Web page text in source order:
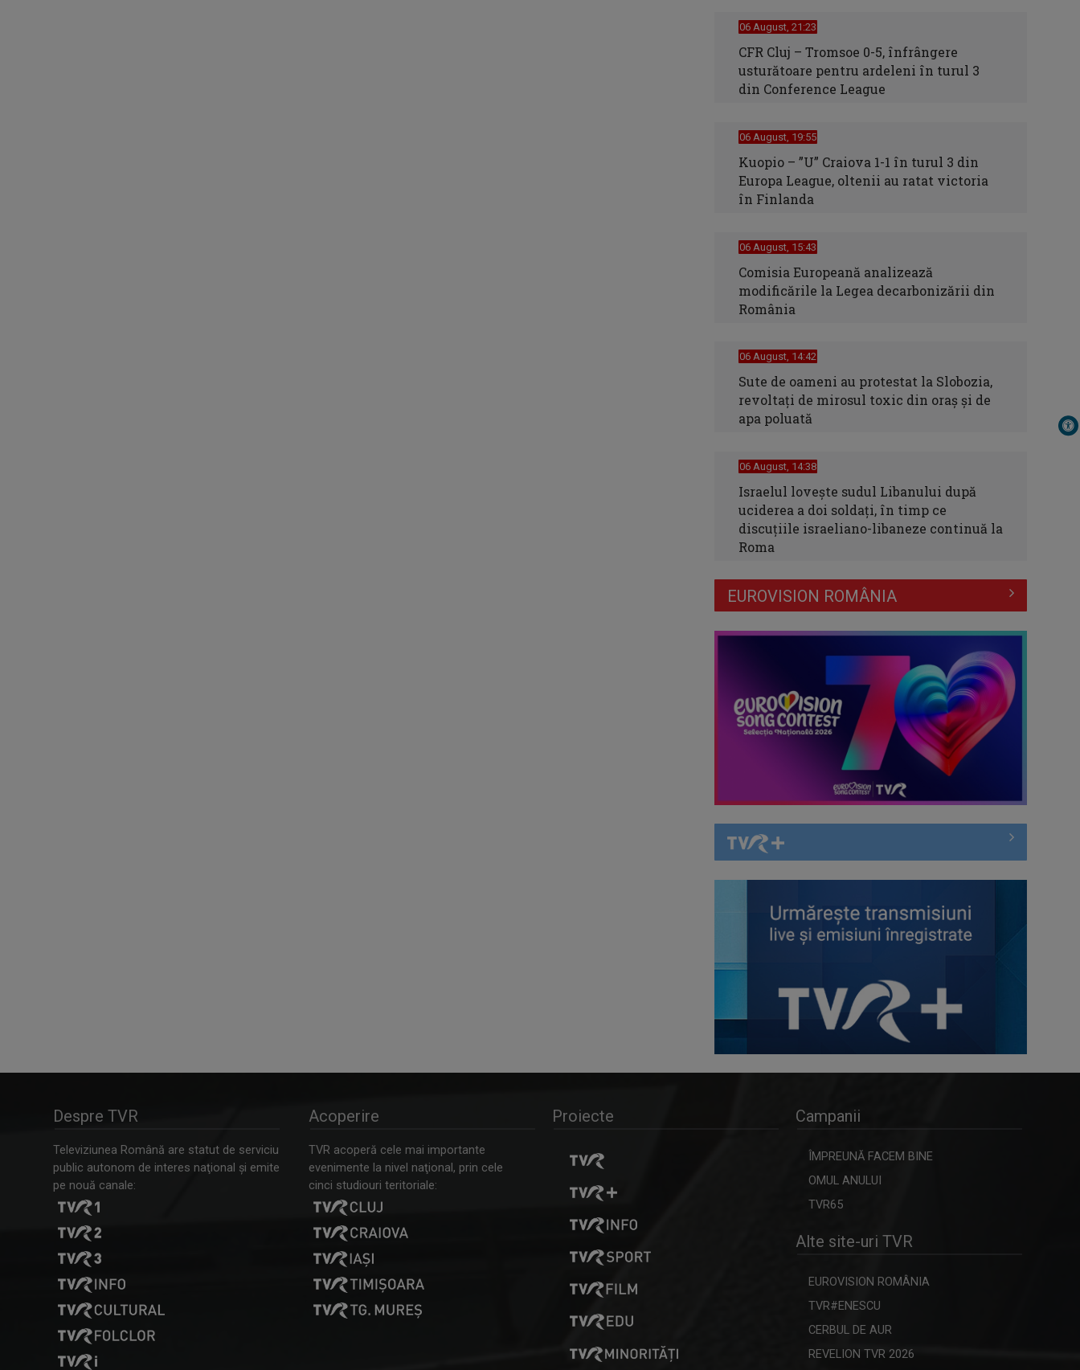
06 August, 21:23
CFR Cluj – Tromsoe 0-5, înfrângere
usturătoare pentru ardeleni în turul 3
din Conference League
06 August, 19:55
Kuopio – ”U” Craiova 1-1 în turul 3 din
Europa League, oltenii au ratat victoria
în Finlanda
06 August, 15:43
Comisia Europeană analizează
modificările la Legea decarbonizării din
România
06 August, 14:42
Sute de oameni au protestat la Slobozia,
revoltați de mirosul toxic din oraș și de
apa poluată
06 August, 14:38
Israelul loveşte sudul Libanului după
uciderea a doi soldaţi, în timp ce
discuţiile israeliano-libaneze continuă la
Roma
EUROVISION ROMÂNIA
Despre TVR
Televiziunea Română are statut de serviciu
public autonom de interes naţional şi emite
pe nouă canale:
Acoperire
TVR acoperă cele mai importante
evenimente la nivel naţional, prin cele
cinci studiouri teritoriale:
Proiecte Campanii
ÎMPREUNĂ FACEM BINE
OMUL ANULUI
TVR65
Alte site-uri TVR
EUROVISION ROMÂNIA
TVR#ENESCU
CERBUL DE AUR
REVELION TVR 2026